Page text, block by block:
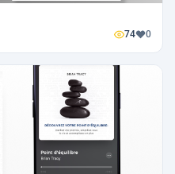
74 0